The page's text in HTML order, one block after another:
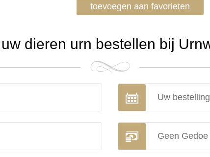
toevoegen aan favorieten
dieren urn bestellen bij
Uw
Geen